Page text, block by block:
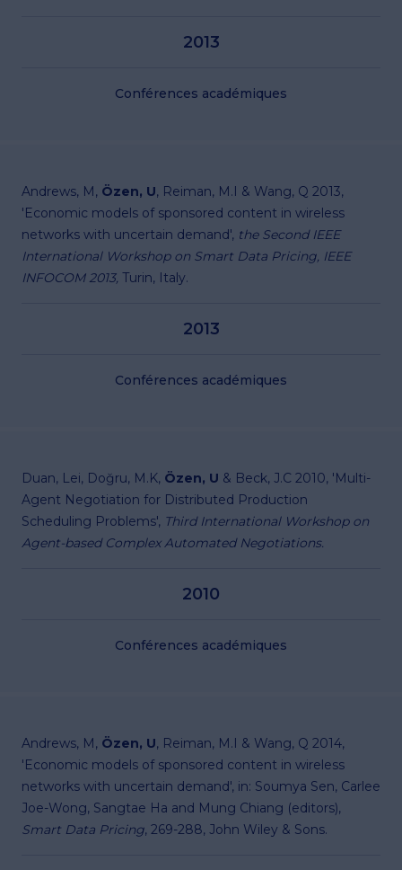
2013
Conférences académiques
Andrews, M, Özen, U, Reiman, M.I & Wang, Q 2013,
'Economic models of sponsored content in wireless
networks with uncertain demand', the Second IEEE
International Workshop on Smart Data Pricing, IEEE
INFOCOM 2013, Turin, Italy.
2013
Conférences académiques
Duan, Lei, Doğru, M.K, Özen, U & Beck, J.C 2010, 'Multi-
Agent Negotiation for Distributed Production
Scheduling Problems', Third International Workshop on
Agent-based Complex Automated Negotiations.
2010
Conférences académiques
Andrews, M, Özen, U, Reiman, M.I & Wang, Q 2014,
'Economic models of sponsored content in wireless
networks with uncertain demand', in: Soumya Sen, Carlee
Joe-Wong, Sangtae Ha and Mung Chiang (editors),
Smart Data Pricing, 269-288, John Wiley & Sons.